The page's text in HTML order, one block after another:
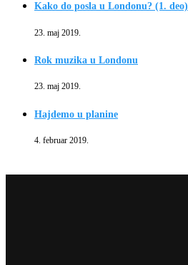
Kako do posla u Londonu? (1. deo)
23. maj 2019.
Rok muzika u Londonu
23. maj 2019.
Hajdemo u planine
4. februar 2019.